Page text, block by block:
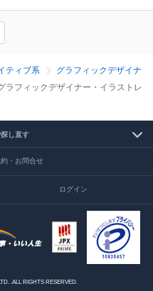
ティブ系
グラフィックデザイナ
ラフィックデザイナー・イラストレ
し直す
・お問合せ
ログイン
.ALL RIGHTS RESERVED.